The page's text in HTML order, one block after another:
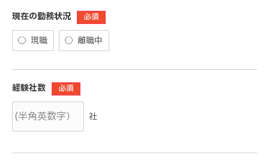
現在の勤務状況 必須
現職 離職中
経験社数 必須
社